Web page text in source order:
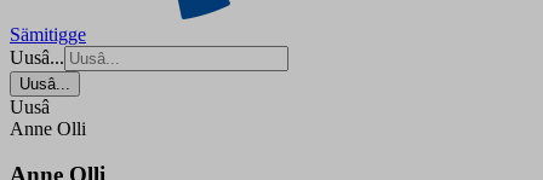
Sämitigge
Uusâ...
Uusâ...
Uusâ
Anne Olli